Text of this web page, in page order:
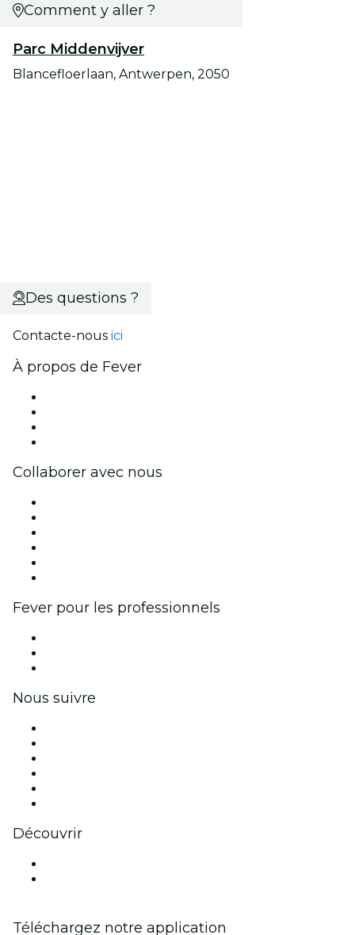
Comment y aller ?
Parc Middenvijver
Blancefloerlaan, Antwerpen, 2050
Des questions ?
Contacte-nous ici
À propos de Fever
Collaborer avec nous
Fever pour les professionnels
Nous suivre
Découvrir
Téléchargez notre application